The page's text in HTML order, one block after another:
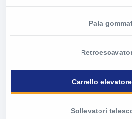
Pala
Carrello
Sollevatori